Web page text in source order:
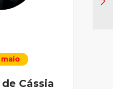
Cássia